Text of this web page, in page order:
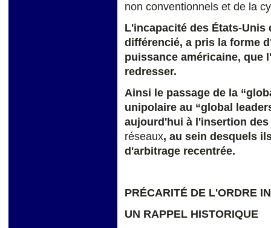
non conventionnels et de la
L'incapacité des États-Unis
différencié, a pris la forme
puissance américaine, que
redresser.
Ainsi le passage de la
unipolaire au “global
aujourd'hui à l'insertion des
réseaux, au sein desquels
d'arbitrage recentrée.
PRÉCARITÉ DE L'ORDRE
UN RAPPEL HISTORIQUE